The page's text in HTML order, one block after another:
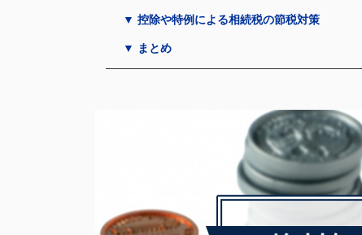
▼ 控除や特例による相続税の節税対策
▼ まとめ